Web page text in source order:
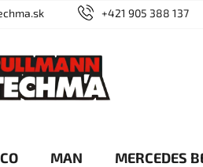
+421 905 388 137
MAN MERCEDES